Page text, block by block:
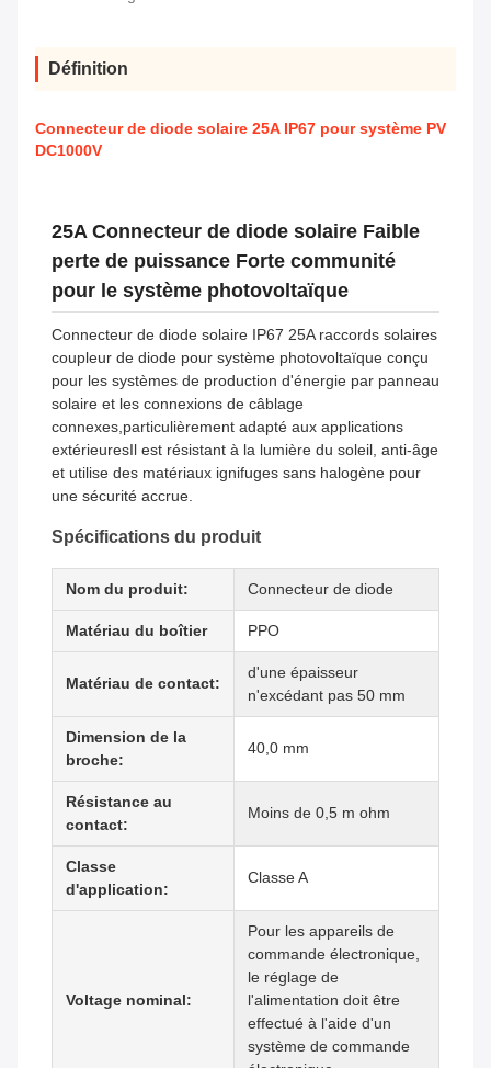
Définition
Connecteur de diode solaire 25A IP67 pour système PV
DC1000V
25A Connecteur de diode solaire Faible
perte de puissance Forte communité
pour le système photovoltaïque
Connecteur de diode solaire IP67 25A raccords solaires
coupleur de diode pour système photovoltaïque conçu
pour les systèmes de production d'énergie par panneau
solaire et les connexions de câblage
connexes,particulièrement adapté aux applications
extérieuresIl est résistant à la lumière du soleil, anti-âge
et utilise des matériaux ignifuges sans halogène pour
une sécurité accrue.
Spécifications du produit
Nom du produit: Connecteur de diode
Matériau du boîtier PPO
Matériau de contact:
d'une épaisseur
n'excédant pas 50 mm
Dimension de la
broche:
40,0 mm
Résistance au
contact:
Moins de 0,5 m ohm
Classe
d'application:
Classe A
Voltage nominal:
Pour les appareils de
commande électronique,
le réglage de
l'alimentation doit être
effectué à l'aide d'un
système de commande